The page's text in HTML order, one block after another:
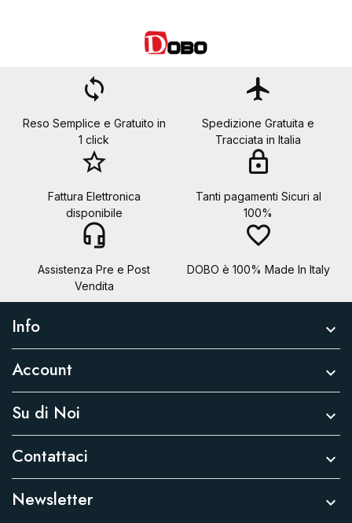
loop
Reso Semplice e Gratuito in
1 click
flight
Spedizione Gratuita e
Tracciata in Italia
star_border
Fattura Elettronica
disponibile
lock
Tanti pagamenti Sicuri al
100%
headset_mic
Assistenza Pre e Post
Vendita
favorite_border
DOBO è 100% Made In Italy
Info 
Account 
Su di Noi 
Contattaci 
Newsletter 